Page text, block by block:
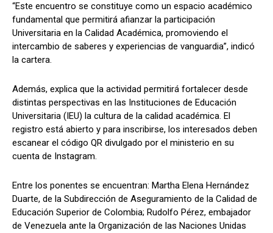
“Este encuentro se constituye como un espacio académico
fundamental que permitirá afianzar la participación
Universitaria en la Calidad Académica, promoviendo el
intercambio de saberes y experiencias de vanguardia”, indicó
la cartera.
Además, explica que la actividad permitirá fortalecer desde
distintas perspectivas en las Instituciones de Educación
Universitaria (IEU) la cultura de la calidad académica. El
registro está abierto y para inscribirse, los interesados deben
escanear el código QR divulgado por el ministerio en su
cuenta de Instagram.
Entre los ponentes se encuentran: Martha Elena Hernández
Duarte, de la Subdirección de Aseguramiento de la Calidad de
Educación Superior de Colombia; Rudolfo Pérez, embajador
de Venezuela ante la Organización de las Naciones Unidas